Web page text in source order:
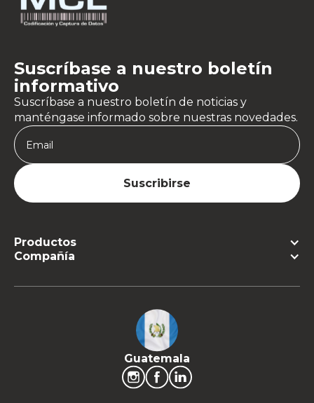
Suscríbase a nuestro boletín
informativo
Suscríbase a nuestro boletín de noticias y
manténgase informado sobre nuestras novedades.
Productos
Compañía
Guatemala